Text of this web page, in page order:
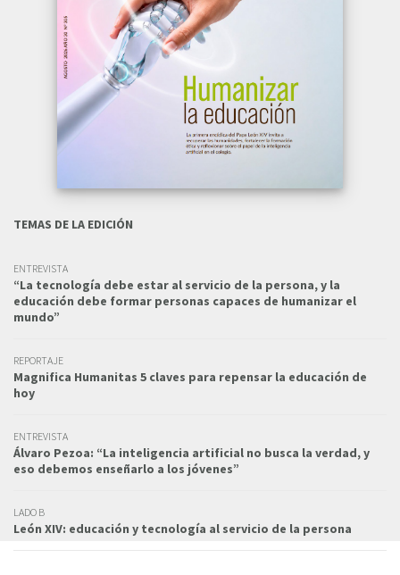
TEMAS DE LA EDICIÓN
ENTREVISTA
“La tecnología debe estar al servicio de la persona, y la
educación debe formar personas capaces de humanizar el
mundo”
REPORTAJE
Magnifica Humanitas 5 claves para repensar la educación de
hoy
ENTREVISTA
Álvaro Pezoa: “La inteligencia artificial no busca la verdad, y
eso debemos enseñarlo a los jóvenes”
LADO B
León XIV: educación y tecnología al servicio de la persona